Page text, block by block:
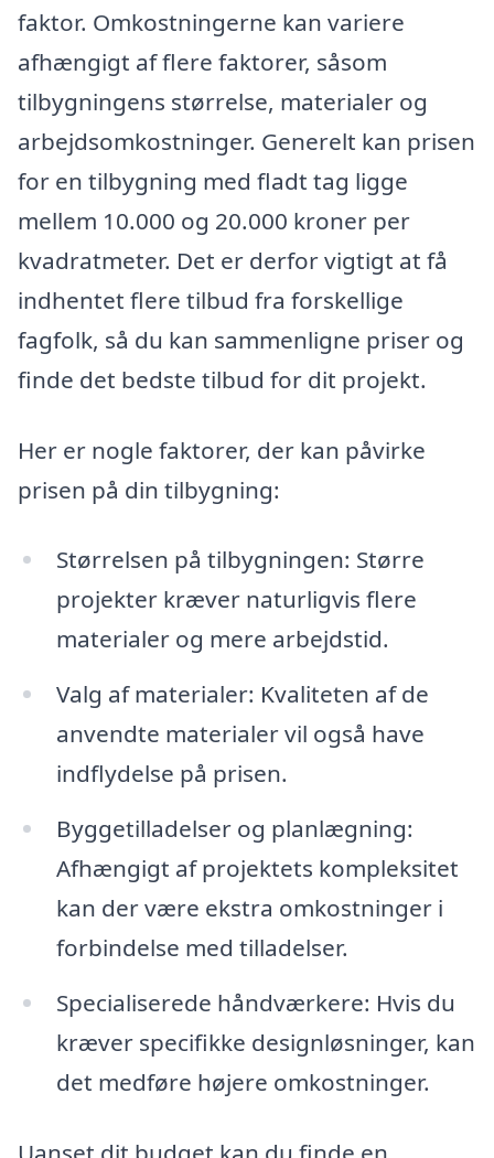
faktor. Omkostningerne kan variere
afhængigt af flere faktorer, såsom
tilbygningens størrelse, materialer og
arbejdsomkostninger. Generelt kan prisen
for en tilbygning med fladt tag ligge
mellem 10.000 og 20.000 kroner per
kvadratmeter. Det er derfor vigtigt at få
indhentet flere tilbud fra forskellige
fagfolk, så du kan sammenligne priser og
finde det bedste tilbud for dit projekt.
Her er nogle faktorer, der kan påvirke
prisen på din tilbygning:
Størrelsen på tilbygningen: Større
projekter kræver naturligvis flere
materialer og mere arbejdstid.
Valg af materialer: Kvaliteten af de
anvendte materialer vil også have
indflydelse på prisen.
Byggetilladelser og planlægning:
Afhængigt af projektets kompleksitet
kan der være ekstra omkostninger i
forbindelse med tilladelser.
Specialiserede håndværkere: Hvis du
kræver specifikke designløsninger, kan
det medføre højere omkostninger.